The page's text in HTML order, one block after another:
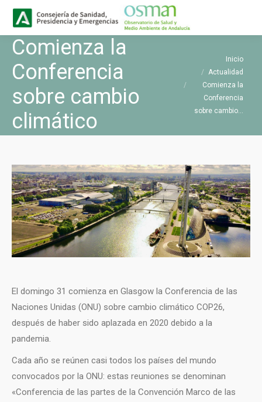
Comienza la
Conferencia
sobre cambio
climático
Inicio
Actualidad
Comienza la
Conferencia
sobre cambio…
El domingo 31 comienza en Glasgow la Conferencia de las
Naciones Unidas (ONU) sobre cambio climático COP26,
después de haber sido aplazada en 2020 debido a la
pandemia.
Cada año se reúnen casi todos los países del mundo
convocados por la ONU: estas reuniones se denominan
«Conferencia de las partes de la Convención Marco de las